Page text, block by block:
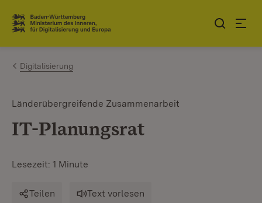
Zum Inhalt springen
Link zur Startseite
Digitalisierung
Länderübergreifende Zusammenarbeit
IT-Planungsrat
Lesezeit: 1 Minute
Teilen Text vorlesen